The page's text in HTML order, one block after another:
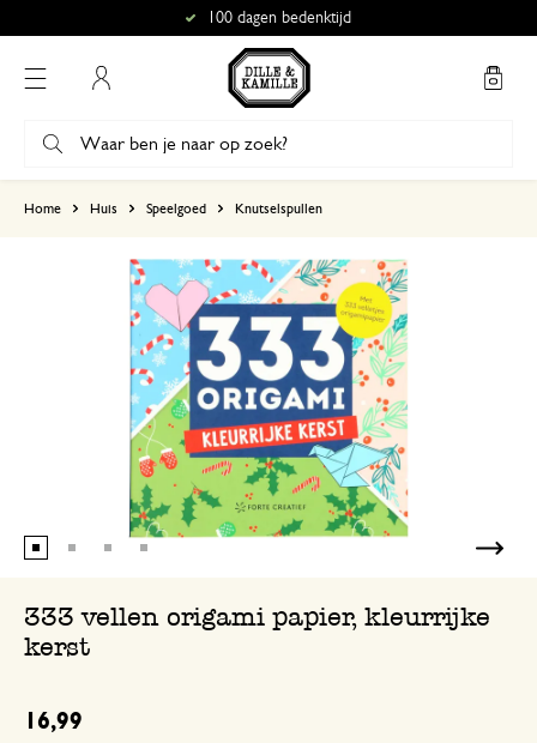
100 dagen bedenktijd
Home Huis Speelgoed Knutselspullen
333 vellen origami papier, kleurrijke
kerst
16,99